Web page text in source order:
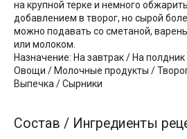
на крупной терке и немного
добавлением в творог, но сырой
можно подавать со сметаной,
или молоком.
Назначение: На завтрак / На
Овощи / Молочные продукты /
Выпечка / Сырники
Состав / Ингредиенты